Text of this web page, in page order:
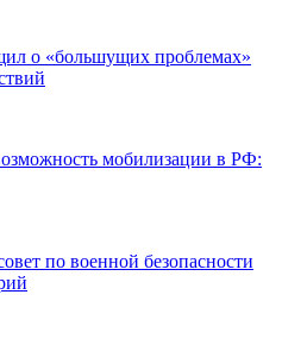
о «большущих проблемах»
мобилизации в РФ:
по военной безопасности